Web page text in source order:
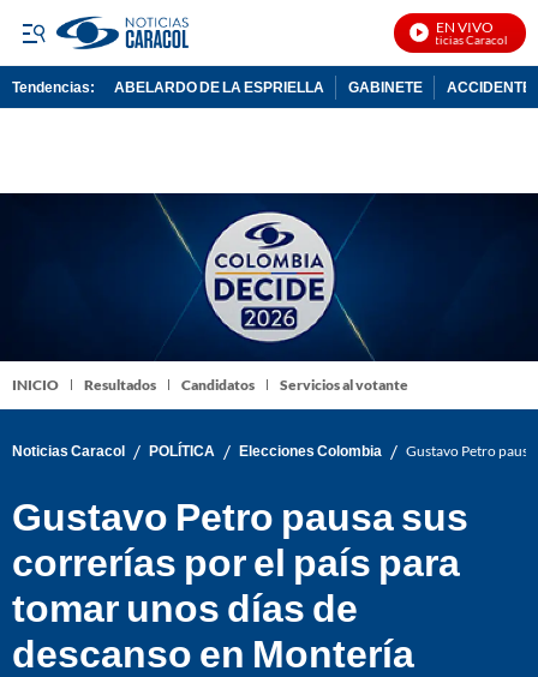
EN VIVO
Noticias Caracol En
Tendencias: ABELARDO DE LA ESPRIELLA GABINETE ACCIDENTE
INICIO Resultados Candidatos Servicios al votante
Noticias Caracol / POLÍTICA / Elecciones Colombia / Gustavo Petro
Gustavo Petro pausa sus
correrías por el país para
tomar unos días de
descanso en Montería